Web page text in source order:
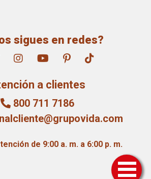
sigues en redes?
a clientes
800 711 7186
de 9:00 a. m. a 6:00 p. m.